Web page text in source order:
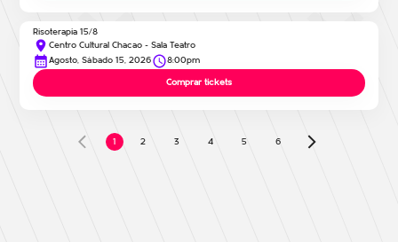
Risoterapia 15/8
Centro Cultural Chacao - Sala Teatro
Agosto, Sábado 15, 2026
8:00pm
Comprar tickets
1 2 3 4 5 6